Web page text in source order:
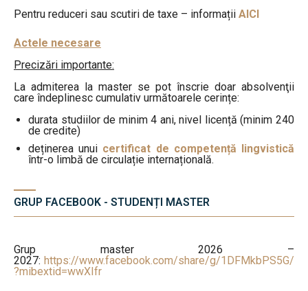
Pentru reduceri sau scutiri de taxe – informații AICI
Actele necesare
Precizări importante:
La admiterea la master se pot înscrie doar absolvenţii
care îndeplinesc cumulativ următoarele cerințe:
durata studiilor de minim 4 ani, nivel licență (minim 240
de credite)
deținerea unui certificat de competență lingvistică
într-o limbă de circulație internațională.
GRUP FACEBOOK - STUDENȚI MASTER
Grup master 2026 –
2027: https://www.facebook.com/share/g/1DFMkbPS5G/
?mibextid=wwXIfr